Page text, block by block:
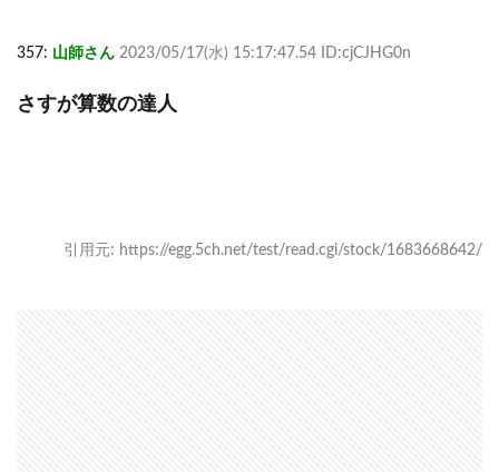
357: 山師さん 2023/05/17(水) 15:17:47.54 ID:cjCJHG0n
さすが算数の達人
引用元: https://egg.5ch.net/test/read.cgi/stock/1683668642/